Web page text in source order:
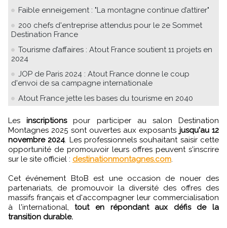
Faible enneigement : "La montagne continue d’attirer"
200 chefs d'entreprise attendus pour le 2e Sommet
Destination France
Tourisme d’affaires : Atout France soutient 11 projets en
2024
JOP de Paris 2024 : Atout France donne le coup
d'envoi de sa campagne internationale
Atout France jette les bases du tourisme en 2040
Lesinscriptionspour participer au salon Destination
Montagnes 2025 sont ouvertes aux exposants jusqu'au 12
novembre 2024. Les professionnels souhaitant saisir cette
opportunité de promouvoir leurs offres peuvent s'inscrire
sur le site officiel : destinationmontagnes.com.
Cet événement BtoB est une occasion de nouer des
partenariats, de promouvoir la diversité des offres des
massifs français et d'accompagner leur commercialisation
à l'international, tout en répondant aux défis de la
transition durable.